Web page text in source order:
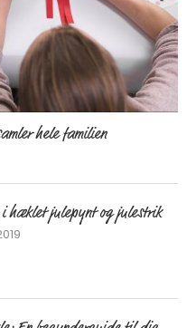
hele familien
hæklet julepynt og julestrik